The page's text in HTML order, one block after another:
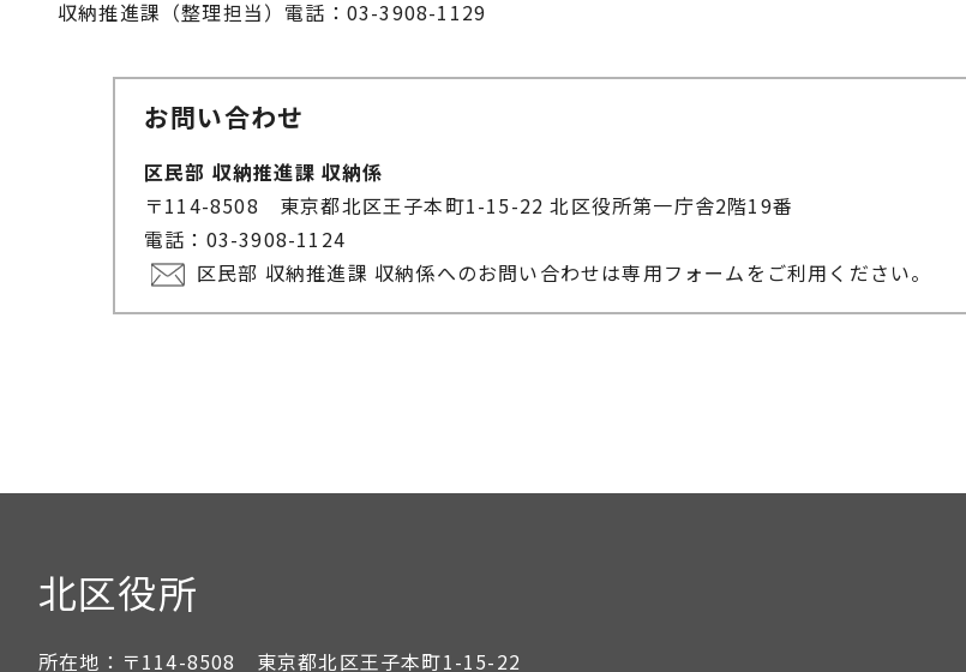
収納推進課（整理担当）電話：03-3908-1129
お問い合わせ
区民部 収納推進課 収納係
〒114-8508 東京都北区王子本町1-15-22 北区役所第一庁舎2階19番
電話：03-3908-1124
区民部 収納推進課 収納係へのお問い合わせは専用フォームをご利用ください。
北区役所
所在地： 〒114-8508 東京都北区王子本町1-15-22